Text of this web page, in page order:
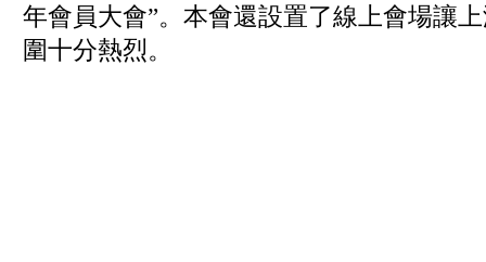
年會員大會”。本會還設置了線上會場讓
圍十分熱烈。